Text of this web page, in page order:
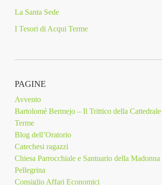
La Santa Sede
I Tesori di Acqui Terme
PAGINE
Avvento
Bartolomé Bermejo – Il Trittico della
Terme
Blog dell’Oratorio
Catechesi ragazzi
Chiesa Parrocchiale e Santuario della Madonna
Pellegrina
Consiglio Affari Economici